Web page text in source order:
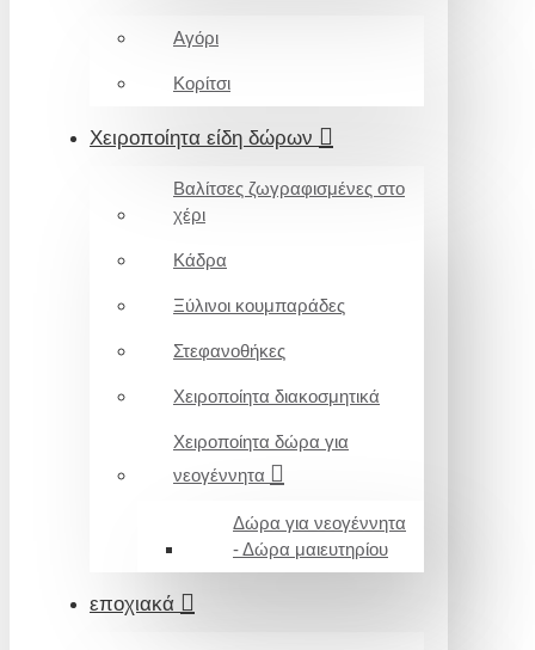
Αγόρι
Κορίτσι
Χειροποίητα είδη δώρων
Βαλίτσες ζωγραφισμένες στο
χέρι
Κάδρα
Ξύλινοι κουμπαράδες
Στεφανοθήκες
Χειροποίητα διακοσμητικά
Χειροποίητα δώρα για
νεογέννητα
Δώρα για νεογέννητα
- Δώρα μαιευτηρίου
εποχιακά